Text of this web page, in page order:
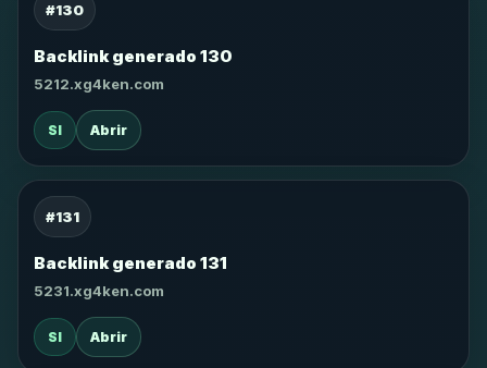
#130
Backlink generado 130
5212.xg4ken.com
SI Abrir
#131
Backlink generado 131
5231.xg4ken.com
SI Abrir